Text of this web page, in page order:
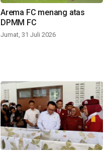
Arema FC menang atas
DPMM FC
Jumat, 31 Juli 2026